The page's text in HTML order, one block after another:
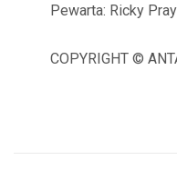
Pewarta: Ricky
COPYRIGHT ©